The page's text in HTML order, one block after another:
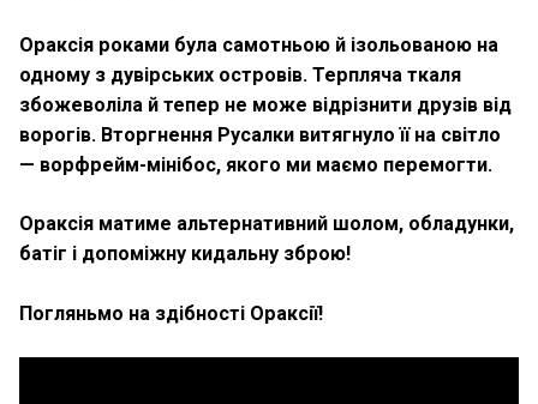
Ораксія роками була самотньою й ізольованою на
одному з дувірських островів. Терпляча ткаля
збожеволіла й тепер не може відрізнити друзів від
ворогів. Вторгнення Русалки витягнуло її на світло
— ворфрейм-мінібос, якого ми маємо перемогти.
Ораксія матиме альтернативний шолом, обладунки,
батіг і допоміжну кидальну зброю!
Погляньмо на здібності Ораксії!